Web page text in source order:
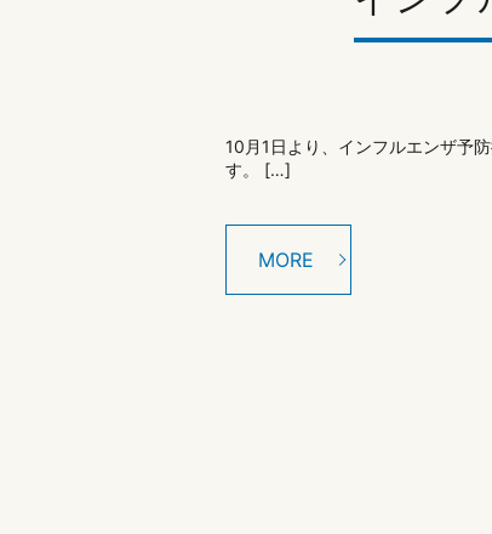
10月1日より、インフルエンザ予
す。 […]
MORE